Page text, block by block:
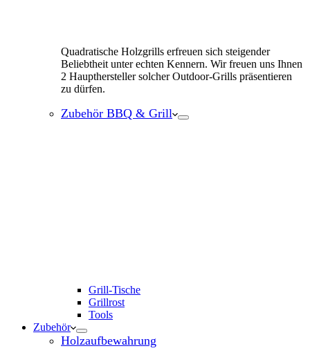
Quadratische Holzgrills erfreuen sich steigender
Beliebtheit unter echten Kennern. Wir freuen uns Ihnen
2 Haupthersteller solcher Outdoor-Grills präsentieren
zu dürfen.
Zubehör BBQ & Grill
Grill-Tische
Grillrost
Tools
Zubehör
Holzaufbewahrung